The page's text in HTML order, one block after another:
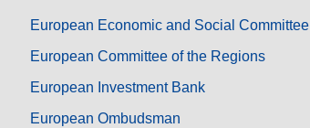
European Economic and Social Committee
European Committee of the Regions
European Investment Bank
European Ombudsman